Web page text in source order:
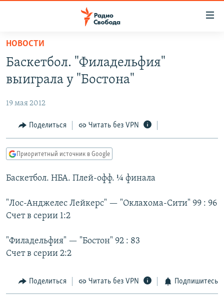
упрощенного
доступа
основному
Вернутся
главной
навигации
Вернутся
поиску
ПРОГРАММЫ
АВТОРСКИЕ ПРОЕКТЫ
ЦИТАТЫ СВОБОДЫ
МНЕНИЯ
IDEL.РЕАЛИИ
КАВКАЗ.РЕАЛИИ
СЕВЕР.РЕАЛИИ
СИБИРЬ.РЕАЛИИ
РАСПИСАНИЕ ВЕЩАНИЯ
ПОДПИШИТЕСЬ НА РАССЫЛКУ
СОЦИАЛЬНЫЕ СЕТИ
НОВОСТИ
Баскетбол. "Филадельфия"
выиграла у "Бостона"
19 мая 2012
Поделиться Читать без VPN
Приоритетный источник в Google
Баскетбол. НБА. Плей-офф. ¼ финала
"Лос-Анджелес Лейкерс" — "Оклахома-Сити" 99 : 96
Счет в серии 1:2
"Филадельфия" — "Бостон" 92 : 83
Счет в серии 2:2
Поделиться Читать без VPN Подпишитесь